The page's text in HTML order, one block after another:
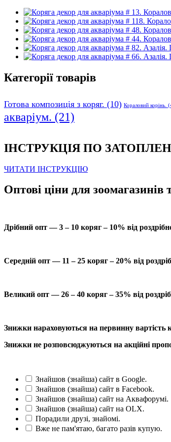
Категорії товарів
Готова композиція з коряг. (10) Кораловий корінь.
акваріум. (21)
ІНСТРУКЦІЯ ПО
ЧИТАТИ ІНСТРУКЦІЮ
Оптові ціни для зоомагазинів
Дрібний опт — 3 – 10 коряг – 10% від
Середній опт — 11 – 25 коряг – 20% від
Великий опт — 26 – 40 коряг – 35% від
Знижки нараховуються на первинну вартість
Знижки не розповсюджуються на акційні
Знайшов (знайша) сайт в Google.
Знайшов (знайша) сайт в Facebook.
Знайшов (знайша) сайт на Аквафорумі.
Знайшов (знайша) сайт на OLX.
Порадили друзі, знайомі.
Вже не пам'ятаю, багато разів купую.